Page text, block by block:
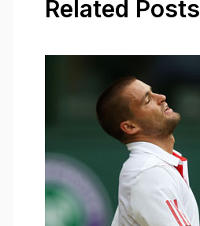
Related Posts